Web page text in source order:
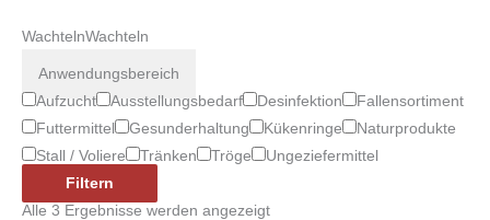
WachtelnWachteln
Anwendungsbereich
Aufzucht
Ausstellungsbedarf Desinfektion
Fallensortiment
Futtermittel
Gesunderhaltung Kükenringe
Naturprodukte
Stall / Voliere
Tränken Tröge
Ungeziefermittel
Filtern
Alle 3 Ergebnisse werden angezeigt